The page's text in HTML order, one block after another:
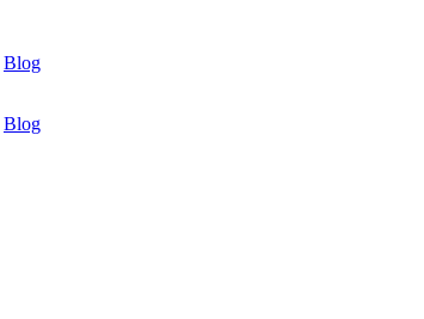
Blog
Blog